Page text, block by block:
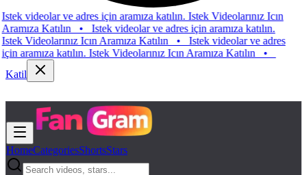
ve adres için aramıza katılın. Istek Videolarınız Icın
Katılın•Istek videolar ve adres için aramıza katılın.
Icın Aramıza Katılın•Istek videolar ve adres
katılın. Istek Videolarınız Icın Aramıza Katılın•
Katil
HomeCategoriesShortsStars